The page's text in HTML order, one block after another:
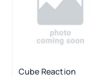
Cube Reaction